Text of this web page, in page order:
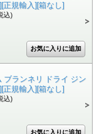
正規輸入][箱なし]
込)
ブランネリ ドライ ジン
正規輸入][箱なし]
込)